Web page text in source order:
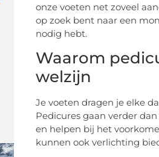
onze voeten net zoveel
op zoek bent naar een
nodig hebt.
Waarom
welzijn
Je voeten dragen je elke
Pedicures gaan verder
en helpen bij het
kunnen ook verlichting